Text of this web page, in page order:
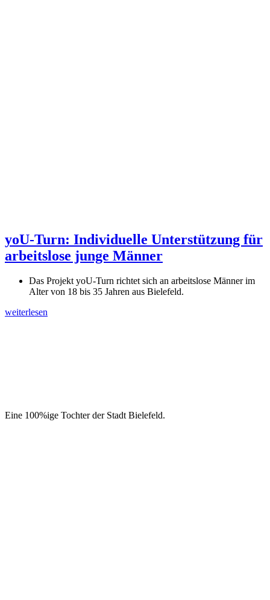
yoU-Turn: Individuelle Unterstützung für
arbeitslose junge Männer
Das Projekt yoU-Turn richtet sich an arbeitslose Männer im
Alter von 18 bis 35 Jahren aus Bielefeld.
weiterlesen
Eine 100%ige Tochter der Stadt Bielefeld.